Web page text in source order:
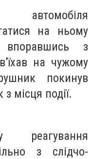
автомобіля
на ньому
з
на чужому
покинув
з місця події.
реагування
з слідчо-